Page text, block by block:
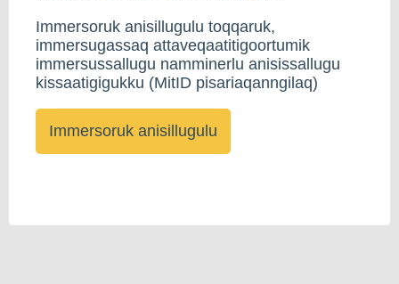
Immersoruk anisillugulu toqqaruk,
immersugassaq attaveqaatitigoortumik
immersussallugu namminerlu anisissallugu
kissaatigigukku (MitID pisariaqanngilaq)